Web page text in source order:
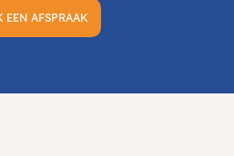
EEN AFSPRAAK